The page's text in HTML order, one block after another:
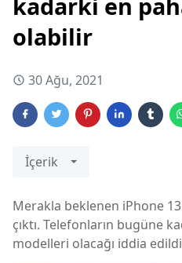
olabilir
30 Ağu, 2021
İçerik
Merakla beklenen iPhone
çıktı. Telefonların bugüne
modelleri olacağı iddia